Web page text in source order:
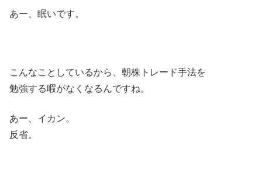
あー、眠いです。
こんなことしているから、朝株トレード手法を
勉強する暇がなくなるんですね。
あー、イカン。
反省。